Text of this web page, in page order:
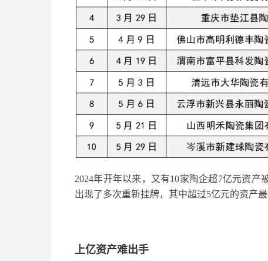
2024年开年以来，又有10家陶企超7亿元资
出现了多次重新挂牌，其中超过5亿元的资产最
上亿资产难出手